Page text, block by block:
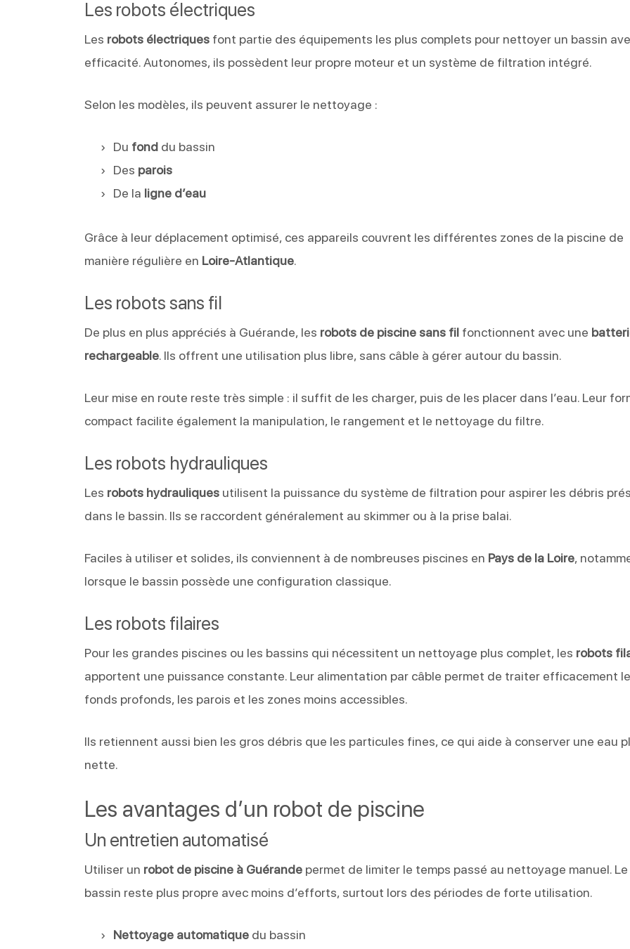
Les robots électriques
Les robots électriques font partie des équipements les plus complets pour nettoyer un bassin
efficacité. Autonomes, ils possèdent leur propre moteur et un système de filtration intégré.
Selon les modèles, ils peuvent assurer le nettoyage :
Du fond du bassin
Des parois
De la ligne d’eau
Grâce à leur déplacement optimisé, ces appareils couvrent les différentes zones de la piscine de
manière régulière en Loire-Atlantique.
Les robots sans fil
De plus en plus appréciés à Guérande, les robots de piscine sans fil fonctionnent avec une
rechargeable. Ils offrent une utilisation plus libre, sans câble à gérer autour du bassin.
Leur mise en route reste très simple : il suffit de les charger, puis de les placer dans l’eau. Leur
compact facilite également la manipulation, le rangement et le nettoyage du filtre.
Les robots hydrauliques
Les robots hydrauliques utilisent la puissance du système de filtration pour aspirer les débris
dans le bassin. Ils se raccordent généralement au skimmer ou à la prise balai.
Faciles à utiliser et solides, ils conviennent à de nombreuses piscines en Pays de la Loire,
lorsque le bassin possède une configuration classique.
Les robots filaires
Pour les grandes piscines ou les bassins qui nécessitent un nettoyage plus complet, les robots
apportent une puissance constante. Leur alimentation par câble permet de traiter efficacement
fonds profonds, les parois et les zones moins accessibles.
Ils retiennent aussi bien les gros débris que les particules fines, ce qui aide à conserver une eau
nette.
Les avantages d’un robot de piscine
Un entretien automatisé
Utiliser un robot de piscine à Guérande permet de limiter le temps passé au nettoyage manuel. Le
bassin reste plus propre avec moins d’efforts, surtout lors des périodes de forte utilisation.
Nettoyage automatique du bassin